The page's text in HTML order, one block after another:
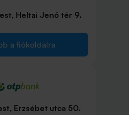
Heltai Jenő tér 9.
a fiókoldalra
Erzsébet utca 50.